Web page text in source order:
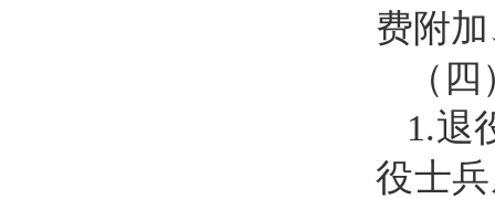
费附
（
1.退
役士